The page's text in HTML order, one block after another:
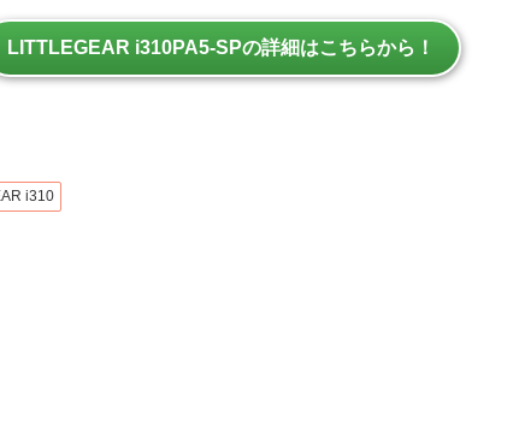
LITTLEGEAR i310PA5-SPの詳細はこちらから！
i310